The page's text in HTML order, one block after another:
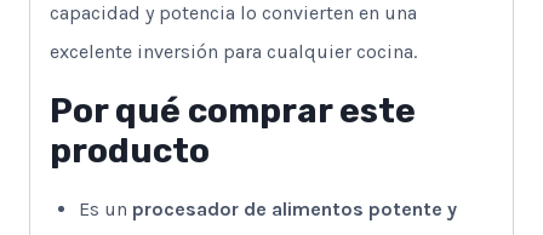
capacidad y potencia lo convierten en una
excelente inversión para cualquier cocina.
Por qué comprar este
producto
Es un procesador de alimentos potente y